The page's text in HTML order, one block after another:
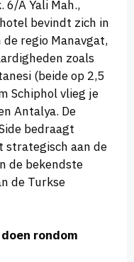
6/A Yali Mah.,
bevindt zich in
regio Manavgat,
zoals
(beide op 2,5
Schiphol vlieg je
Antalya. De
bedraagt
strategisch aan de
de bekendste
de Turkse
rondom